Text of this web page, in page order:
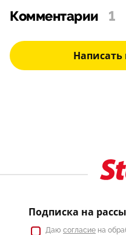
Комментарии 1
Подписка на
Даю согласие на